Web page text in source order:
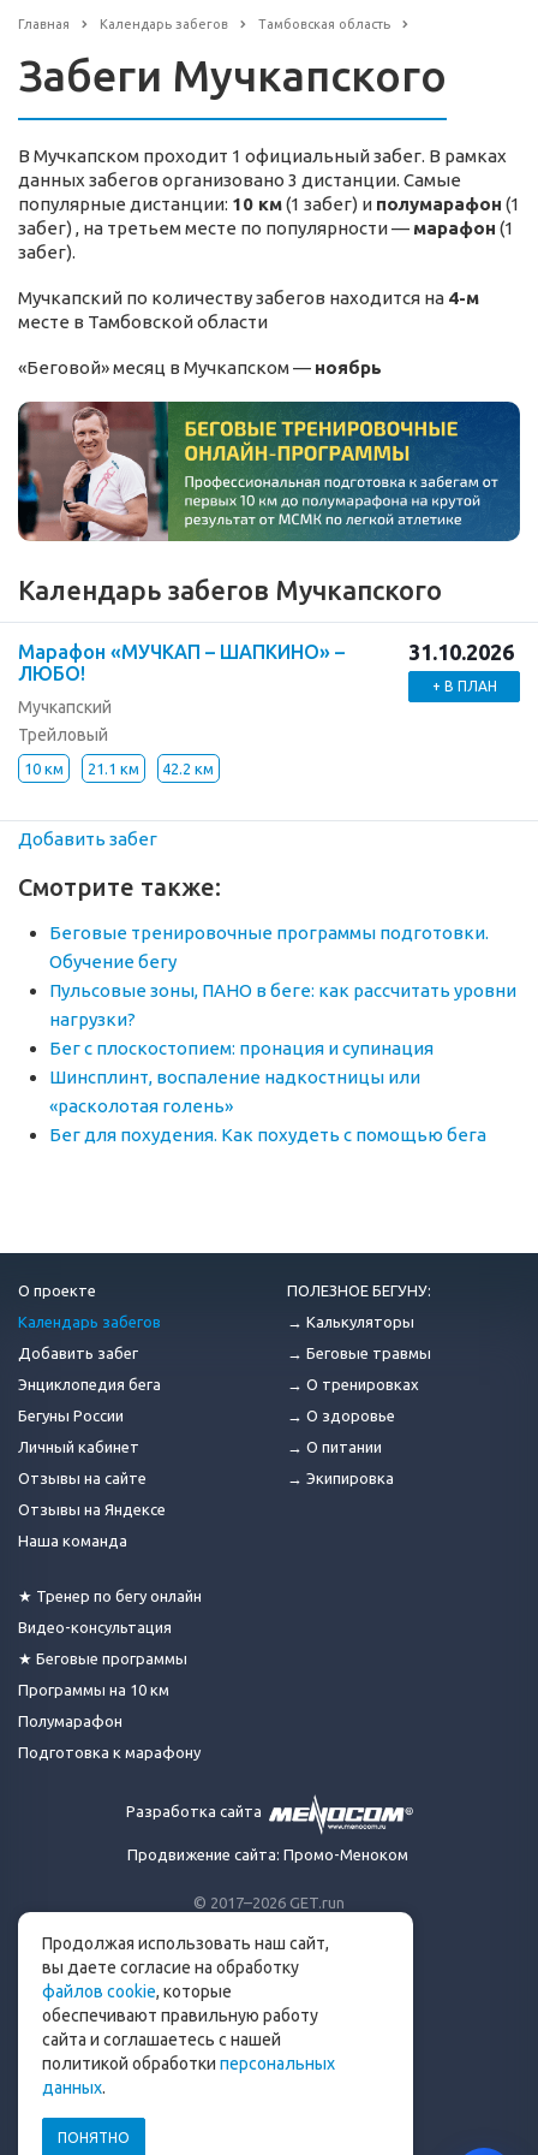
Главная Календарь забегов Тамбовская область
Забеги Мучкапского
В Мучкапском проходит 1 официальный забег. В рамках
данных забегов организовано 3 дистанции. Самые
популярные дистанции: 10 км(1 забег) и полумарафон (1
забег) , на третьем месте по популярности — марафон (1
забег).
Мучкапский по количеству забегов находится на 4-м
месте в Тамбовской области
«Беговой» месяц в Мучкапском — ноябрь
Календарь забегов Мучкапского
Марафон «МУЧКАП – ШАПКИНО» –
ЛЮБО!
Мучкапский
Трейловый
10 км 21.1 км 42.2 км
31.10.2026
+ В ПЛАН
Добавить забег
Смотрите также:
Беговые тренировочные программы подготовки.
Обучение бегу
Пульсовые зоны, ПАНО в беге: как рассчитать уровни
нагрузки?
Бег с плоскостопием: пронация и супинация
Шинсплинт, воспаление надкостницы или
«расколотая голень»
Бег для похудения. Как похудеть с помощью бега
© 2017–2026 GET.run
Сделано с ❤ бегунами
для бегунов
Телеграм-канал Get.run
Беговой чат в Телеграм
info@get.run
О проекте
Календарь забегов
Добавить забег
Энциклопедия бега
Бегуны России
Личный кабинет
Отзывы на сайте
Отзывы на Яндексе
Наша команда
★ Тренер по бегу онлайн
Видео-консультация
★ Беговые программы
Программы на 10 км
Полумарафон
Подготовка к марафону
ПОЛЕЗНОЕ БЕГУНУ:
→ Калькуляторы
→ Беговые травмы
→ О тренировках
→ О здоровье
→ О питании
→ Экипировка
Разработка сайта
Продвижение сайта: Промо-Меноком
Продолжая использовать наш сайт,
вы даете согласие на обработку
файлов cookie, которые
обеспечивают правильную работу
сайта и соглашаетесь с нашей
политикой обработки персональных
данных.
ПОНЯТНО